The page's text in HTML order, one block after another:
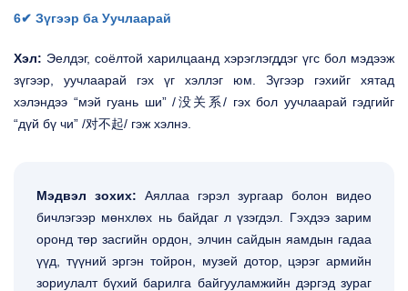
6✔ Зүгээр ба Уучлаарай
Хэл: Эелдэг, соёлтой харилцаанд хэрэглэгддэг үгс бол мэдээж
зүгээр, уучлаарай гэх үг хэллэг юм. Зүгээр гэхийг хятад
хэлэндээ “мэй гуань ши” /没关系/ гэх бол уучлаарай гэдгийг
“дүй бү чи” /对不起/ гэж хэлнэ.
Мэдвэл зохих: Аяллаа гэрэл зургаар болон видео
бичлэгээр мөнхлөх нь байдаг л үзэгдэл. Гэхдээ зарим
оронд төр засгийн ордон, элчин сайдын яамдын гадаа
үүд, түүний эргэн тойрон, музей дотор, цэрэг армийн
зориулалт бүхий барилга байгууламжийн дэргэд зураг